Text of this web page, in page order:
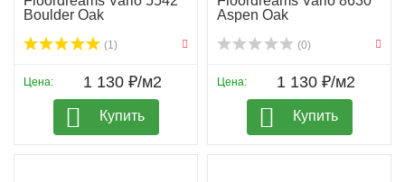
Boulder Oak
(1)
Цена: 1 130 ₽/м2
Купить
Aspen Oak
(0)
Цена: 1 130 ₽/м2
Купить